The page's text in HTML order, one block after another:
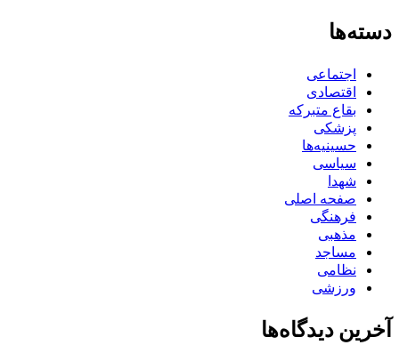
دسته‌ها
اجتماعی
اقتصادی
بقاع متبرکه
پزشکی
حسینیه‌ها
سیاسی
شهدا
صفحه اصلی
فرهنگی
مذهبی
مساجد
نظامی
ورزشی
آخرین دیدگاه‌ها